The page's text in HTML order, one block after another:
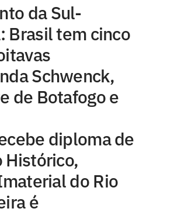
da Sul-
Brasil tem cinco
Schwenck,
de Botafogo e
diploma de
Histórico,
do Rio
é